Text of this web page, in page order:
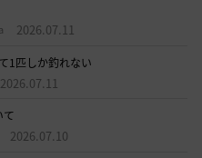
2026.07.11
1匹しか釣れない
2026.07.11
て
2026.07.10